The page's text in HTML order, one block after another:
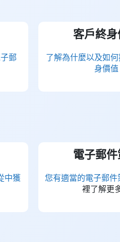
郵
客戶終
了解為什麼以及如
身價值
中獲
電子郵
您有適當的電子郵件
裡了解更